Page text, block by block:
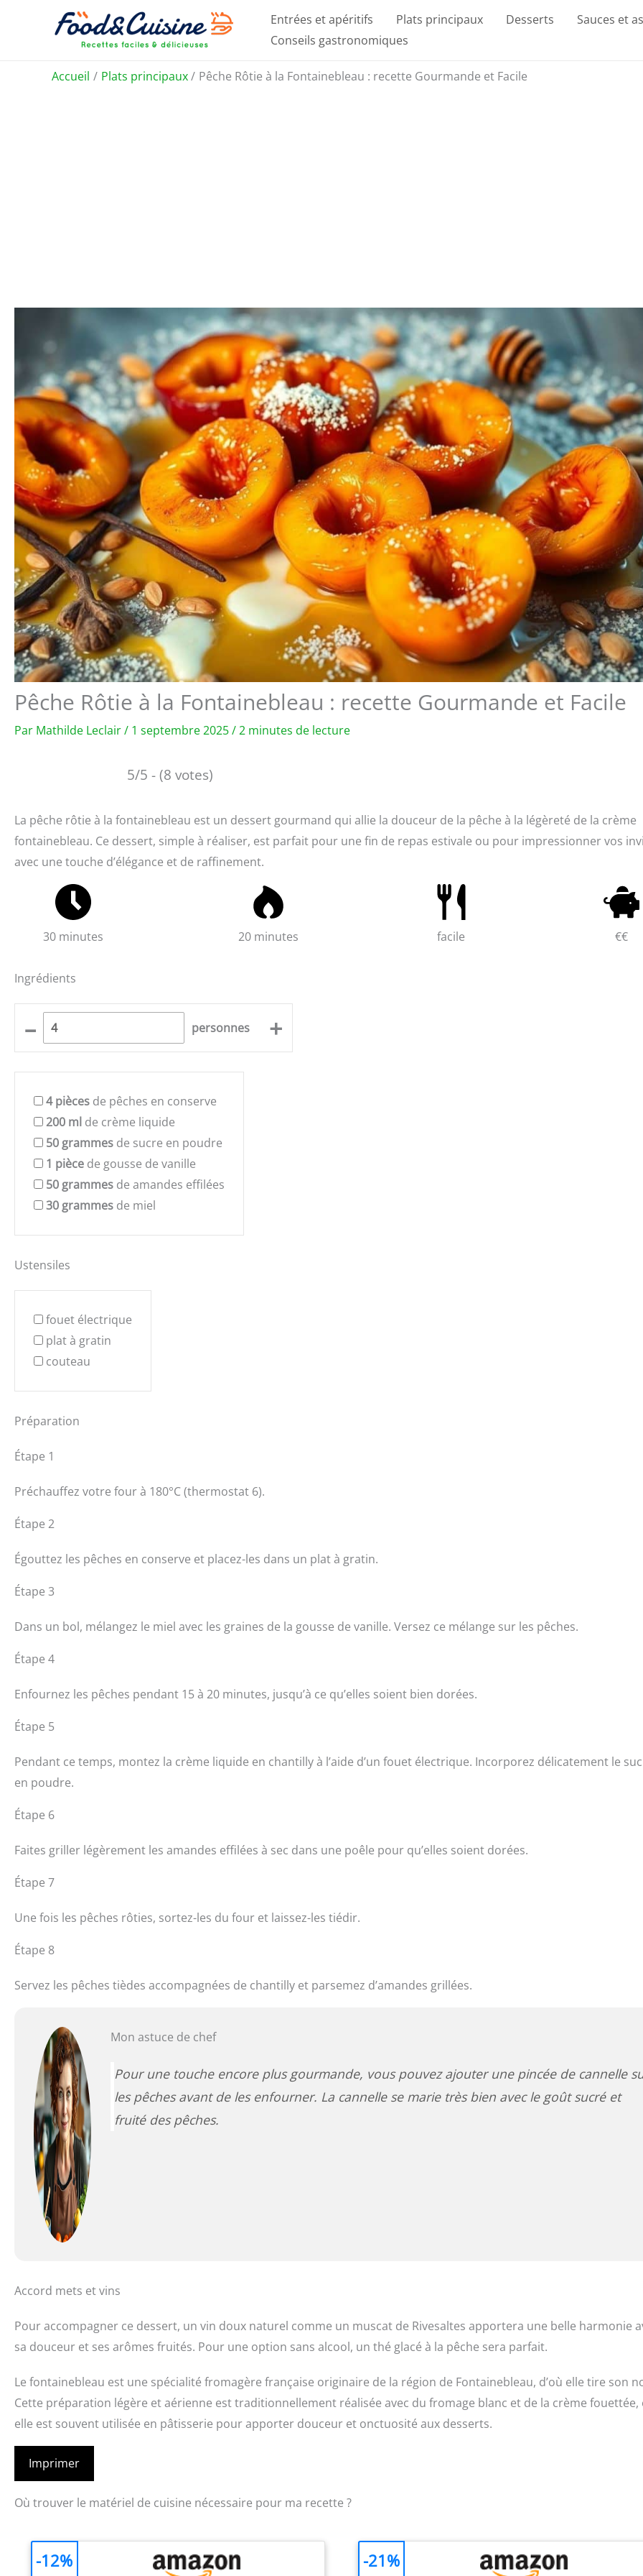
Entrées et apéritifs Plats principaux Desserts
Sauces et
Conseils gastronomiques
Accueil Plats principaux Pêche Rôtie à la Fontainebleau : recette Gourmande et Facile
Pêche Rôtie à la Fontainebleau : recette Gourmande et Facile
Par Mathilde Leclair/ 1 septembre 2025/2 minutes de lecture
5/5 - (8 votes)
La pêche rôtie à la fontainebleau est un dessert gourmand qui allie la douceur de la pêche à la légèreté de la crème
fontainebleau. Ce dessert, simple à réaliser, est parfait pour une fin de repas estivale ou pour impressionner vos
avec une touche d’élégance et de raffinement.
30 minutes 20 minutes facile €€
Ingrédients
– personnes +
4 pièces de pêches en conserve
200 ml de crème liquide
50 grammes de sucre en poudre
1 pièce de gousse de vanille
50 grammes de amandes effilées
30 grammes de miel
Ustensiles
fouet électrique
plat à gratin
couteau
Préparation
Étape 1
Préchauffez votre four à 180°C (thermostat 6).
Étape 2
Égouttez les pêches en conserve et placez-les dans un plat à gratin.
Étape 3
Dans un bol, mélangez le miel avec les graines de la gousse de vanille. Versez ce mélange sur les pêches.
Étape 4
Enfournez les pêches pendant 15 à 20 minutes, jusqu’à ce qu’elles soient bien dorées.
Étape 5
Pendant ce temps, montez la crème liquide en chantilly à l’aide d’un fouet électrique. Incorporez délicatement le
en poudre.
Étape 6
Faites griller légèrement les amandes effilées à sec dans une poêle pour qu’elles soient dorées.
Étape 7
Une fois les pêches rôties, sortez-les du four et laissez-les tiédir.
Étape 8
Servez les pêches tièdes accompagnées de chantilly et parsemez d’amandes grillées.
Mon astuce de chef
Pour une touche encore plus gourmande, vous pouvez ajouter une pincée de cannelle
les pêches avant de les enfourner. La cannelle se marie très bien avec le goût sucré et
fruité des pêches.
Accord mets et vins
Pour accompagner ce dessert, un vin doux naturel comme un muscat de Rivesaltes apportera une belle harmonie
sa douceur et ses arômes fruités. Pour une option sans alcool, un thé glacé à la pêche sera parfait.
Le fontainebleau est une spécialité fromagère française originaire de la région de Fontainebleau, d’où elle tire son
Cette préparation légère et aérienne est traditionnellement réalisée avec du fromage blanc et de la crème fouettée,
elle est souvent utilisée en pâtisserie pour apporter douceur et onctuosité aux desserts.
Imprimer
Où trouver le matériel de cuisine nécessaire pour ma recette ?
-12% -21%